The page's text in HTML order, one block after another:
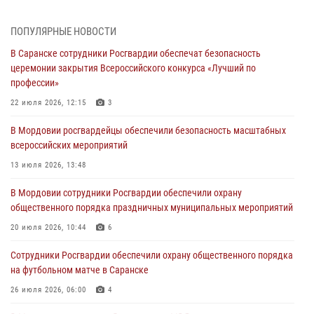
Команда Управления Росгвардии по Республике Мордовия приняла
07 августа 2026, 08:33
Росгвардейцы выполнили в полном объёме задачи по охране
общественного порядка в период важного для Мордовии
06 августа 2026, 08:48 5
В Мордовии руководство и личный состав Росгвардии приняли
Фёдора Ушакова
06 августа 2026, 08:14 9
повредившего имущество в кафе
06 августа 2026, 07:03
ПОПУЛЯРНЫЕ НОВОСТИ
В Саранске сотрудники Росгвардии обеспечат безопасность
церемонии закрытия Всероссийского конкурса «Лучший по
профессии»
22 июля 2026, 12:15 3
В Мордовии росгвардейцы обеспечили безопасность масштабных
всероссийских мероприятий
13 июля 2026, 13:48
В Мордовии сотрудники Росгвардии обеспечили охрану
общественного порядка праздничных муниципальных мероприятий
20 июля 2026, 10:44 6
Сотрудники Росгвардии обеспечили охрану общественного порядка
на футбольном матче в Саранске
26 июля 2026, 06:00 4